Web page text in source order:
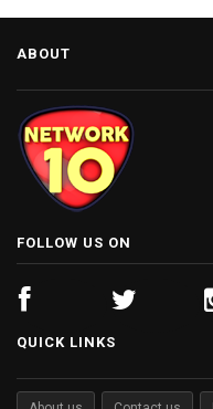
ABOUT
FOLLOW US ON
QUICK LINKS